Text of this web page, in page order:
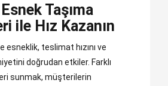
Taşıma
ile Hız Kazanın
esneklik, teslimat hızını ve
doğrudan etkiler. Farklı
sunmak, müşterilerin